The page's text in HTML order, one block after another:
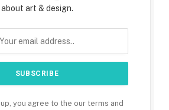
about art & design.
you agree to the our terms and